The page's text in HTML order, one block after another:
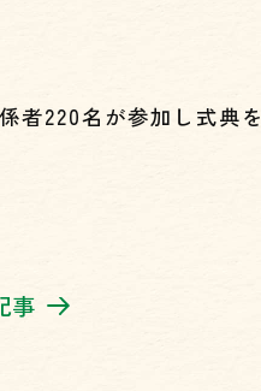
者220名が参加し式典を
事